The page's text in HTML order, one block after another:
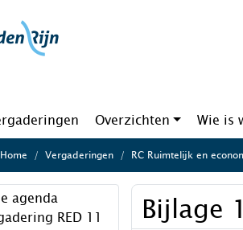
Overzichten Wie is
Home Vergaderingen RC Ruimtelijk en
agenda
RED 11
Bijlage